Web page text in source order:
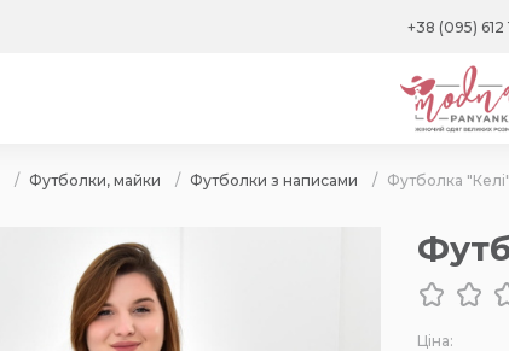
+38 (095) 612
/ Футболки, майки / Футболки з написами / Футболка "Келі"
Ціна: